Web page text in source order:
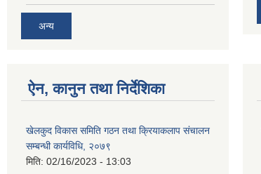
अन्य
ऐन, कानुन तथा निर्देशिका
खेलकुद विकास समिति गठन तथा क्रियाकलाप संचालन
सम्बन्धी कार्यविधि, २०७९
मिति: 02/16/2023 - 13:03